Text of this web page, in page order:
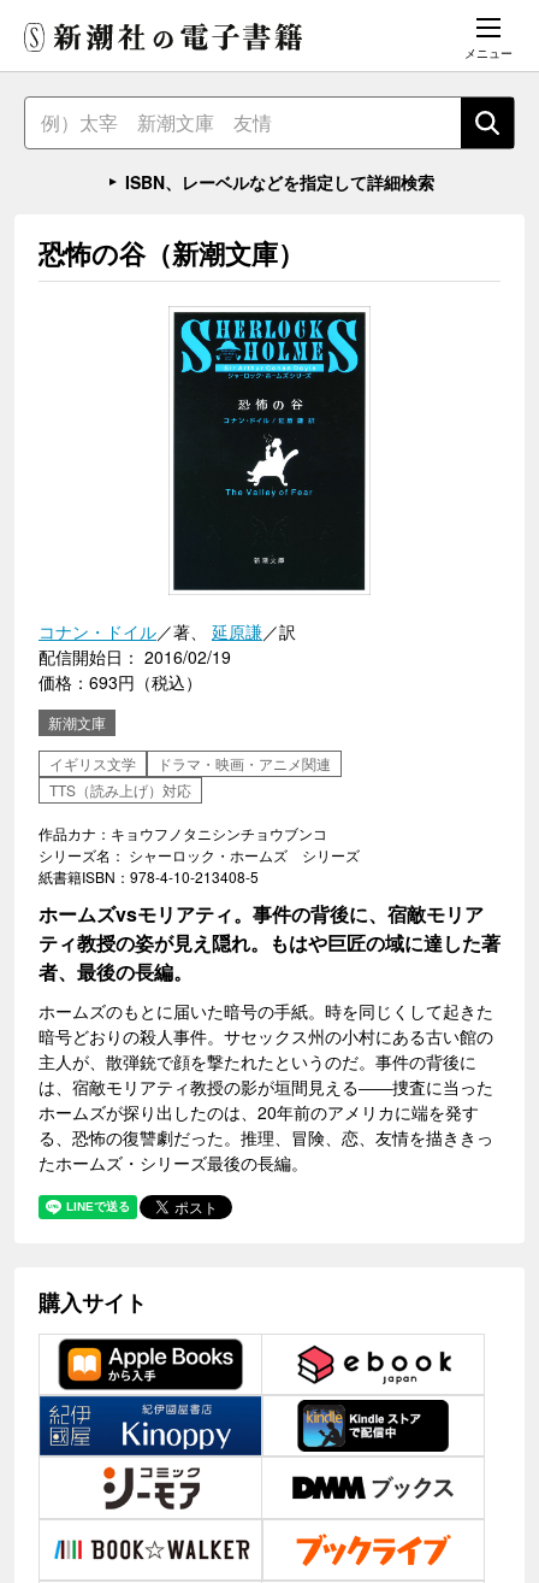
メニュー
ISBN、レーベルなどを指定して詳細検索
恐怖の谷（新潮文庫）
コナン・ドイル／著、 延原謙／訳
配信開始日： 2016/02/19
価格：693円（税込）
新潮文庫
イギリス文学
ドラマ・映画・アニメ関連
TTS（読み上げ）対応
作品カナ：キョウフノタニシンチョウブンコ
シリーズ名： シャーロック・ホームズ シリーズ
紙書籍ISBN：978-4-10-213408-5
ホームズvsモリアティ。事件の背後に、宿敵モリア
ティ教授の姿が見え隠れ。もはや巨匠の域に達した著
者、最後の長編。
ホームズのもとに届いた暗号の手紙。時を同じくして起きた
暗号どおりの殺人事件。サセックス州の小村にある古い館の
主人が、散弾銃で顔を撃たれたというのだ。事件の背後に
は、宿敵モリアティ教授の影が垣間見える――捜査に当った
ホームズが探り出したのは、20年前のアメリカに端を発す
る、恐怖の復讐劇だった。推理、冒険、恋、友情を描ききっ
たホームズ・シリーズ最後の長編。
購入サイト